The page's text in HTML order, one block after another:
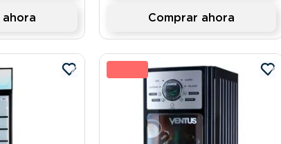
ahora Comprar ahora
%
8